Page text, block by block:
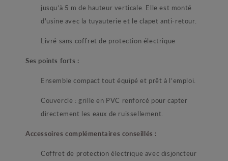
jusqu’à 5 m de hauteur verticale. Elle est monté
d'usine avec la tuyauterie et le clapet anti-retour.
Livré sans coffret de protection électrique
Ses points forts :
Ensemble compact tout équipé et prêt à l’emploi.
Couvercle : grille en PVC renforcé pour capter
directement les eaux de ruissellement.
Accessoires complémentaires conseillés :
Coffret de protection électrique avec disjoncteur